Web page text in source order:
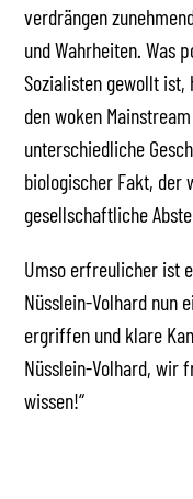
verdrängen
und Wahrheiten. Was
Sozialisten gewollt ist,
den woken
unterschiedliche
biologischer Fakt, der
gesellschaftliche
Umso erfreulicher ist
Nüsslein-Volhard nun
ergriffen und klare
Nüsslein-Volhard, wir
wissen!“